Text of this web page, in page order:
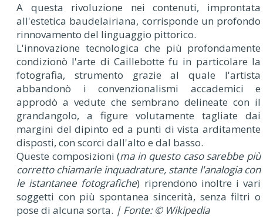
A questa rivoluzione nei contenuti, improntata
all'estetica baudelairiana, corrisponde un profondo
rinnovamento del linguaggio pittorico.
L'innovazione tecnologica che più profondamente
condizionò l'arte di Caillebotte fu in particolare la
fotografia, strumento grazie al quale l'artista
abbandonò i convenzionalismi accademici e
approdò a vedute che sembrano delineate con il
grandangolo, a figure volutamente tagliate dai
margini del dipinto ed a punti di vista arditamente
disposti, con scorci dall'alto e dal basso.
Queste composizioni (ma in questo caso sarebbe più
corretto chiamarle inquadrature, stante l'analogia con
le istantanee fotografiche) riprendono inoltre i vari
soggetti con più spontanea sincerità, senza filtri o
pose di alcuna sorta. | Fonte: © Wikipedia